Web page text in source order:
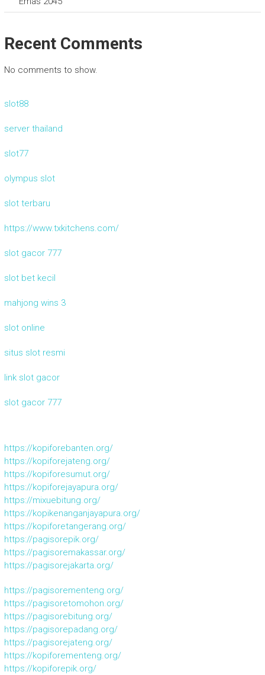
Recent Comments
No comments to show.
slot88
server thailand
slot77
olympus slot
slot terbaru
https://www.txkitchens.com/
slot gacor 777
slot bet kecil
mahjong wins 3
slot online
situs slot resmi
link slot gacor
slot gacor 777
https://kopiforebanten.org/
https://kopiforejateng.org/
https://kopiforesumut.org/
https://kopiforejayapura.org/
https://mixuebitung.org/
https://kopikenanganjayapura.org/
https://kopiforetangerang.org/
https://pagisorepik.org/
https://pagisoremakassar.org/
https://pagisorejakarta.org/
https://pagisorementeng.org/
https://pagisoretomohon.org/
https://pagisorebitung.org/
https://pagisorepadang.org/
https://pagisorejateng.org/
https://kopiforementeng.org/
https://kopiforepik.org/